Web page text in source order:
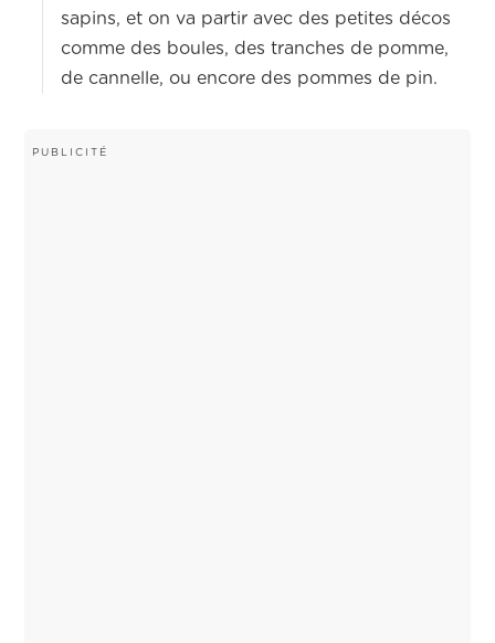
sapins, et on va partir avec des petites décos
comme des boules, des tranches de pomme,
de cannelle, ou encore des pommes de pin.